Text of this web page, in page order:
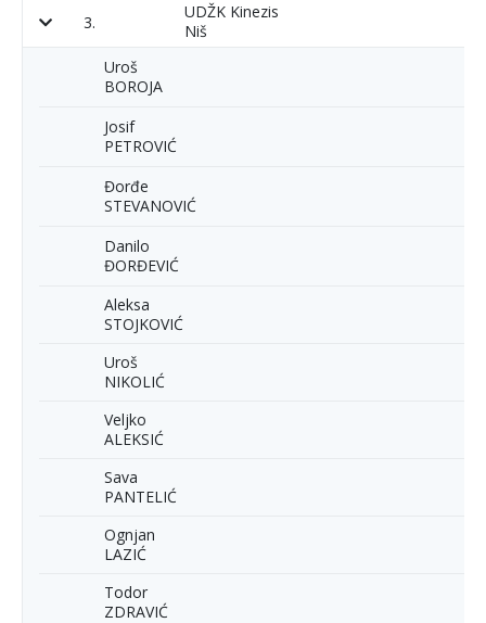
3.
UDŽK Kinezis
Niš
Uroš
BOROJA
Josif
PETROVIĆ
Đorđe
STEVANOVIĆ
Danilo
ĐORĐEVIĆ
Aleksa
STOJKOVIĆ
Uroš
NIKOLIĆ
Veljko
ALEKSIĆ
Sava
PANTELIĆ
Ognjan
LAZIĆ
Todor
ZDRAVIĆ